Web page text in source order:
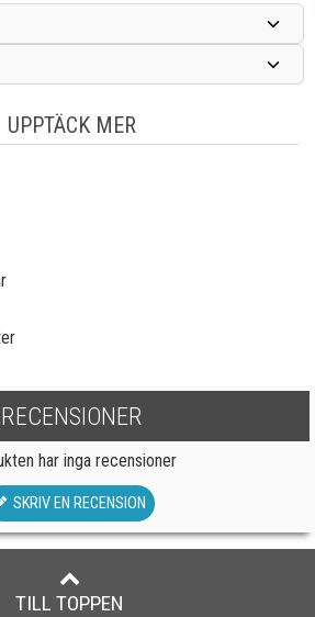
UPPTÄCK MER
RECENSIONER
har inga recensioner
SKRIV EN RECENSION
TILL TOPPEN